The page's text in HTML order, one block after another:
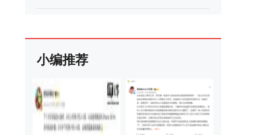
小编推荐